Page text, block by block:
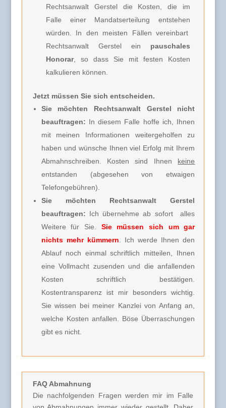
Rechtsanwalt Gerstel die Kosten, die im
Falle einer Mandatserteilung entstehen
würden. In den meisten Fällen vereinbart
Rechtsanwalt Gerstelein pauschales
Honorar, so dass Sie mit festen Kosten
kalkulieren können.
Jetzt müssen Sie sich entscheiden.
Sie möchten Rechtsanwalt Gerstel nicht
beauftragen: In diesem Falle hoffe ich, Ihnen
mit meinen Informationen weitergeholfen zu
haben und wünsche Ihnen viel Erfolg mit Ihrem
Abmahnschreiben. Kosten sind Ihnen keine
entstanden (abgesehen von etwaigen
Telefongebühren).
Sie möchten Rechtsanwalt Gerstel
beauftragen: Ich übernehme ab sofort alles
Weitere für Sie. Sie müssen sich um gar
nichts mehr kümmern . Ich werde Ihnen den
Ablauf noch einmal schriftlich mitteilen, Ihnen
eine Vollmacht zusenden und die anfallenden
Kosten schriftlich bestätigen.
Kostentransparenz ist mir besonders wichtig.
Sie wissen bei meiner Kanzlei von Anfang an,
welche Kosten anfallen. Böse Überraschungen
gibt es nicht.
FAQ Abmahnung
Die nachfolgenden Fragen werden mir im Falle